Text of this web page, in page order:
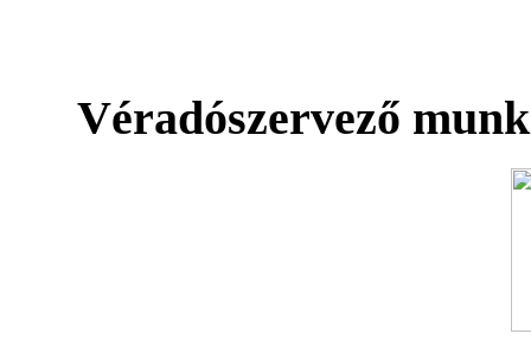
Véradószervező